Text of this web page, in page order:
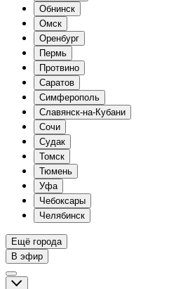
Обнинск
Омск
Оренбург
Пермь
Протвино
Саратов
Симферополь
Славянск-на-Кубани
Сочи
Судак
Томск
Тюмень
Уфа
Чебоксары
Челябинск
Ещё города
В эфир